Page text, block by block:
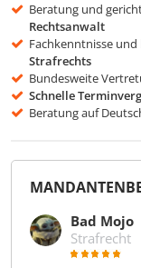
Beratung und
Rechtsanwalt
Fachkenntnisse
Strafrechts
Bundesweite
Schnelle
Beratung auf
Bad Mojo
Strafrecht